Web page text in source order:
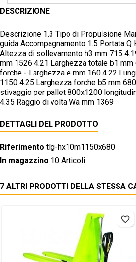
DESCRIZIONE
Descrizione 1.3 Tipo di Propulsione
guida Accompagnamento 1.5 Portata Q
Altezza di sollevamento h3 mm 715
mm 1526 4.21 Larghezza totale b1
forche - Larghezza e mm 160 4.22
1150 4.25 Larghezza forche b5 mm
stivaggio per pallet 800x1200
4.35 Raggio di volta Wa mm 1369
DETTAGLI DEL PRODOTTO
Riferimento tlg-hx10m1150x680
In magazzino 10 Articoli
7 ALTRI PRODOTTI DELLA STESSA
favorite_border